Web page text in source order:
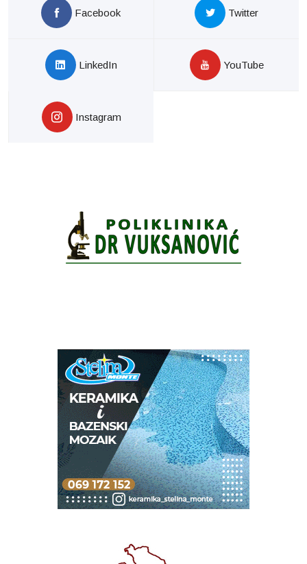
Facebook Twitter
LinkedIn YouTube
Instagram